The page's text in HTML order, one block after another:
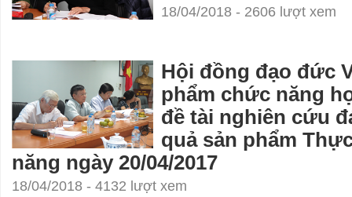
18/04/2018 - 2606 lượt xem
Hội đồng đạo đức
phẩm chức năng
đề tài nghiên cứu
quả sản phẩm
năng ngày 20/04/2017
18/04/2018 - 4132 lượt xem